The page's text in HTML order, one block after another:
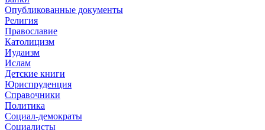
Опубликованные документы
Религия
Православие
Католицизм
Иудаизм
Ислам
Детские книги
Юриспруденция
Справочники
Политика
Социал-демократы
Социалисты